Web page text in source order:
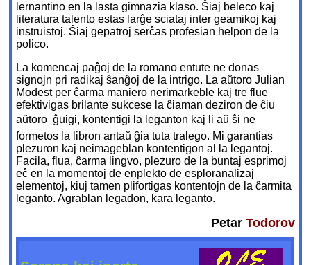
lernantino en la lasta gimnazia klaso. Ŝiaj beleco kaj
literatura talento estas larĝe sciataj inter geamikoj kaj
instruistoj. Ŝiaj gepatroj serĉas profesian helpon de la
polico.
La komencaj paĝoj de la romano entute ne donas
signojn pri radikaj ŝanĝoj de la intrigo. La aŭtoro Julian
Modest per ĉarma maniero nerimarkeble kaj tre flue
efektivigas brilante sukcese la ĉiaman deziron de ĉiu
aŭtoro  ĝuigi, kontentigi la leganton kaj li aŭ ŝi ne
formetos la libron antaŭ ĝia tuta tralego. Mi garantias
plezuron kaj neimageblan kontentigon al la legantoj.
Facila, flua, ĉarma lingvo, plezuro de la buntaj esprimoj
eĉ en la momentoj de enplekto de esploranalizaj
elementoj, kiuj tamen plifortigas kontentojn de la ĉarmita
leganto. Agrablan legadon, kara leganto.
Petar Todorov